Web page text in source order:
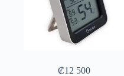
₡12 500